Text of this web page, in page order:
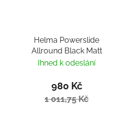
Helma Powerslide
Allround Black Matt
Ihned k odeslání
980 Kč
1 011,75 Kč